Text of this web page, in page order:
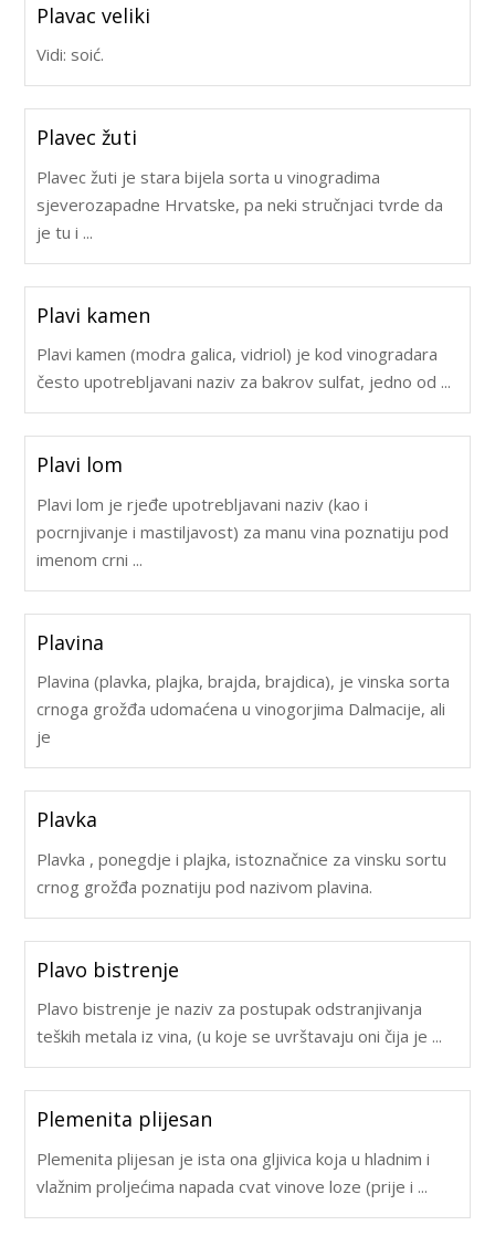
Plavac veliki
Vidi: soić.
Plavec žuti
Plavec žuti je stara bijela sorta u vinogradima
sjeverozapadne Hrvatske, pa neki stručnjaci tvrde da
je tu i ...
Plavi kamen
Plavi kamen (modra galica, vidriol) je kod vinogradara
često upotrebljavani naziv za bakrov sulfat, jedno od ...
Plavi lom
Plavi lom je rjeđe upotrebljavani naziv (kao i
pocrnjivanje i mastiljavost) za manu vina poznatiju pod
imenom crni ...
Plavina
Plavina (plavka, plajka, brajda, brajdica), je vinska sorta
crnoga grožđa udomaćena u vinogorjima Dalmacije, ali
je
Plavka
Plavka , ponegdje i plajka, istoznačnice za vinsku sortu
crnog grožđa poznatiju pod nazivom plavina.
Plavo bistrenje
Plavo bistrenje je naziv za postupak odstranjivanja
teških metala iz vina, (u koje se uvrštavaju oni čija je ...
Plemenita plijesan
Plemenita plijesan je ista ona gljivica koja u hladnim i
vlažnim proljećima napada cvat vinove loze (prije i ...